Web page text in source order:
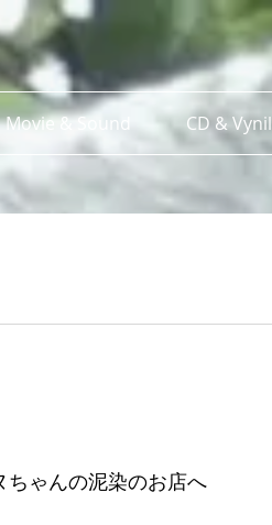
Movie & Sound CD & Vynil
ちゃんの泥染のお店へ